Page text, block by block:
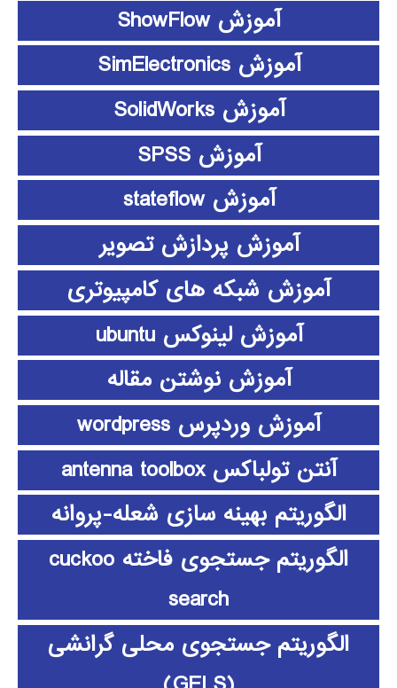
آموزش ShowFlow
آموزش SimElectronics
آموزش SolidWorks
آموزش SPSS
آموزش stateflow
آموزش پردازش تصویر
آموزش شبکه های کامپیوتری
آموزش لینوکس ubuntu
آموزش نوشتن مقاله
آموزش وردپرس wordpress
آنتن تولباکس antenna toolbox
الگوریتم بهینه سازی شعله-پروانه
الگوریتم جستجوی فاخته cuckoo
search
الگوریتم جستجوی محلی گرانشی